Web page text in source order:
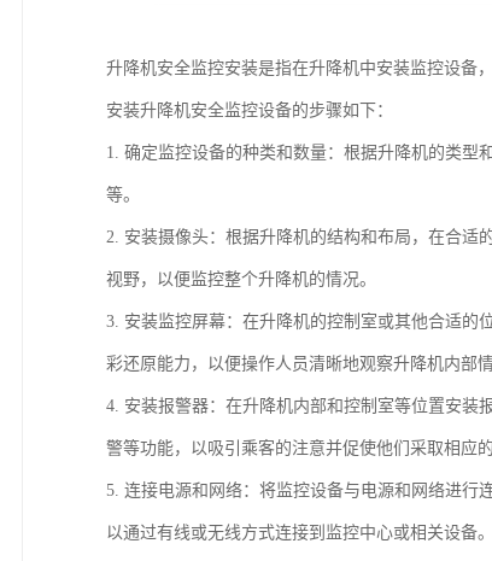
升降机安全监控安装是指在升降机中安装监控设备
安装升降机安全监控设备的步骤如下：
1. 确定监控设备的种类和数量：根据升降机的类型
等。
2. 安装摄像头：根据升降机的结构和布局，在合适
视野，以便监控整个升降机的情况。
3. 安装监控屏幕：在升降机的控制室或其他合适的
彩还原能力，以便操作人员清晰地观察升降机内部情
4. 安装报警器：在升降机内部和控制室等位置安装
警等功能，以吸引乘客的注意并促使他们采取相应的
5. 连接电源和网络：将监控设备与电源和网络进行
以通过有线或无线方式连接到监控中心或相关设备。